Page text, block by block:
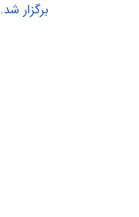
برگزار شد.